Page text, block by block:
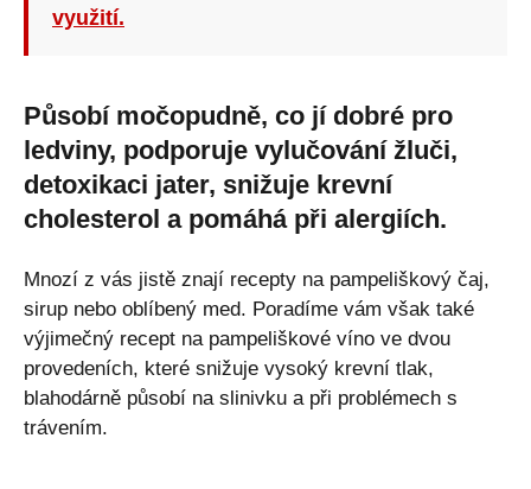
využití.
Působí močopudně, co jí dobré pro
ledviny, podporuje vylučování žluči,
detoxikaci jater, snižuje krevní
cholesterol a pomáhá při alergiích.
Mnozí z vás jistě znají recepty na pampeliškový čaj,
sirup nebo oblíbený med. Poradíme vám však také
výjimečný recept na pampeliškové víno ve dvou
provedeních, které snižuje vysoký krevní tlak,
blahodárně působí na slinivku a při problémech s
trávením.